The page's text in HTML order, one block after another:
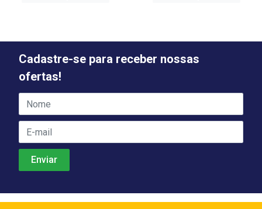
Cadastre-se para receber nossas
ofertas!